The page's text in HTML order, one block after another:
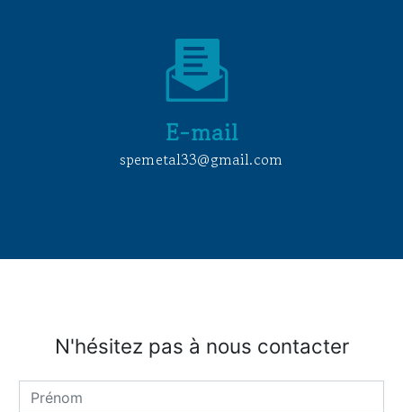
E-mail
spemetal33@gmail.com
N'hésitez pas à nous contacter